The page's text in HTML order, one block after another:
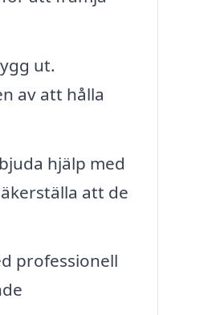
ut.
av att hålla
hjälp med
att de
professionell